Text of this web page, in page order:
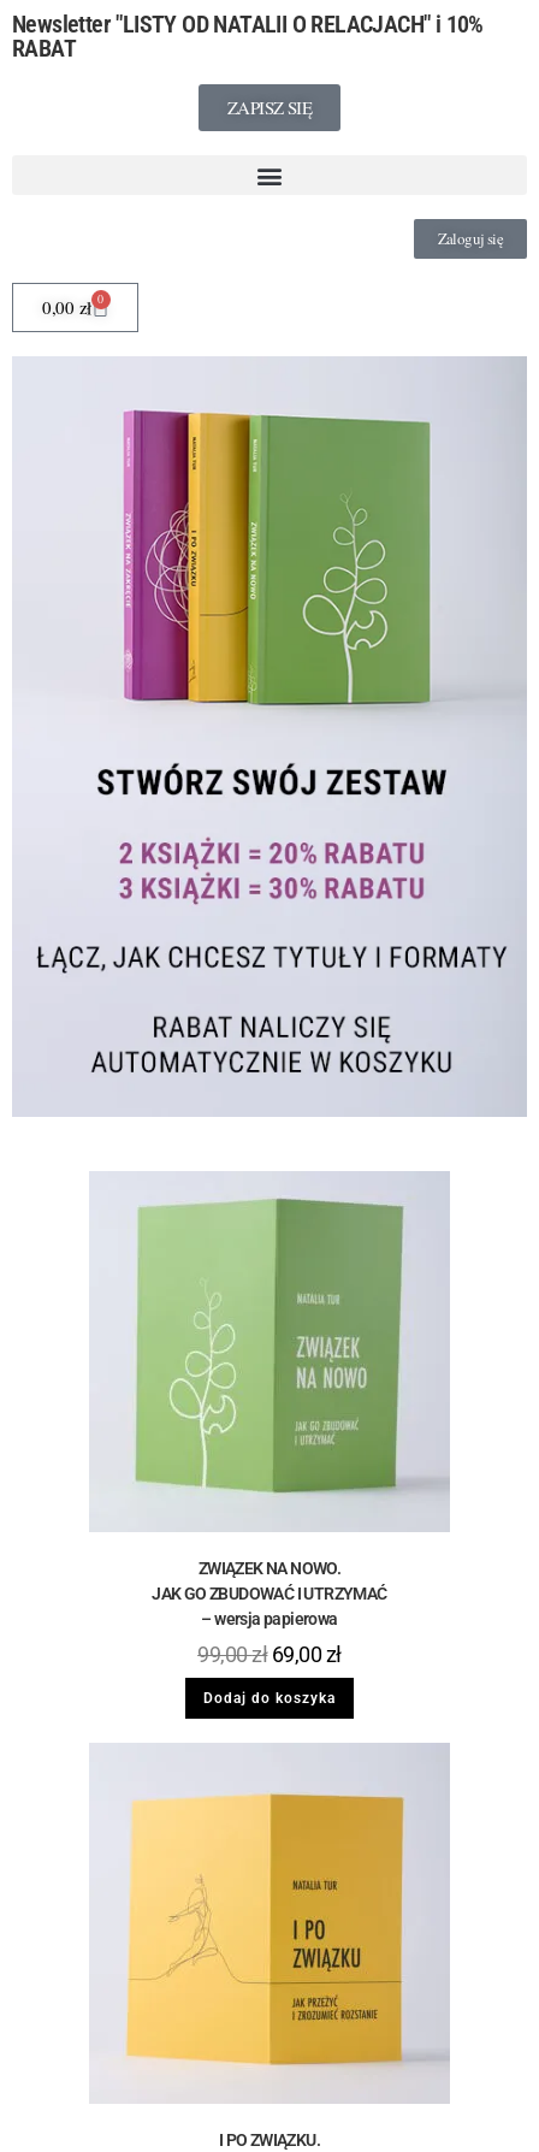
Newsletter"LISTY OD NATALII O RELACJACH"i 10%
RABAT
ZAPISZ SIĘ
Zaloguj się
0,00 zł 0
ZWIĄZEK NA NOWO.
JAK GO ZBUDOWAĆ I UTRZYMAĆ
– wersja papierowa
99,00zł 69,00zł
Dodaj do koszyka
I PO ZWIĄZKU.